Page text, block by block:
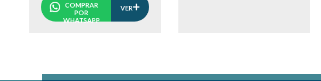
COMPRAR
POR
WHATSAPP
VER